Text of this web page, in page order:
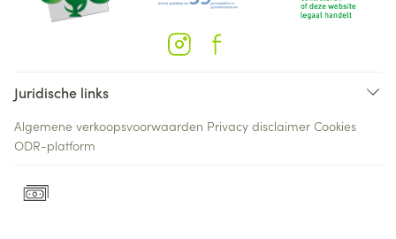
Juridische links
Algemene verkoopsvoorwaarden Privacy disclaimer Cookies
ODR-platform